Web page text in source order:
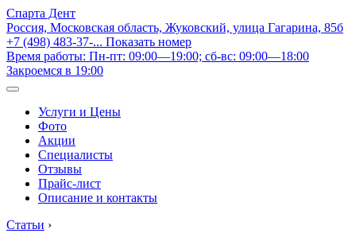
Спарта Дент
Россия, Московская область, Жуковский, улица Гагарина, 85б
+7 (498) 483-37-... Показать номер
Время работы: Пн-пт: 09:00—19:00; сб-вс: 09:00—18:00
Закроемся в 19:00
Услуги и Цены
Фото
Акции
Специалисты
Отзывы
Прайс-лист
Описание и контакты
Статьи ›